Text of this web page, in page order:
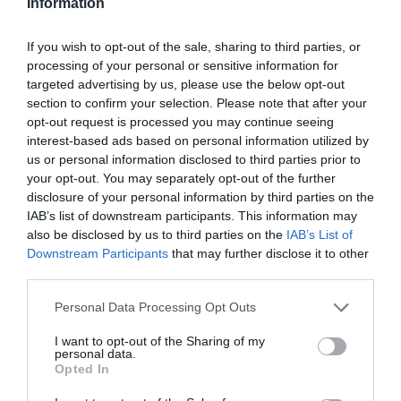
If you wish to opt-out of the sale, sharing to third parties, or
processing of your personal or sensitive information for
targeted advertising by us, please use the below opt-out
section to confirm your selection. Please note that after your
opt-out request is processed you may continue seeing
interest-based ads based on personal information utilized by
us or personal information disclosed to third parties prior to
your opt-out. You may separately opt-out of the further
disclosure of your personal information by third parties on the
IAB’s list of downstream participants. This information may
also be disclosed by us to third parties on the IAB’s List of
Downstream Participants that may further disclose it to other
Please note that this website/app uses one or more Google
not limited to your visit or usage behaviour. You may click to
grant or deny consent to Google and its third-party tags to
use your data for below specified purposes in below Google
consent section.
Personal Data Processing Opt Outs
I want to opt-out of the Sharing of my
personal data.
Opted In
La distanza di 12 mm tra i rastrelli garantisce un'ampia
agglomerante come lettiera in bentonite, minerale e di
manioca (non adatta a lettiere a bastoncini lunghi). Questa
lettiera autopulente per gatti dispone inoltre di un
neutralizzatore di odori integrato con gel profumato
sostituibile, che minimizza efficacemente gli odori
sgradevoli e assicura un ambiente sempre fresco.
Prodotti per animali domestici
Lettiere e accessori |Sabbia e lettiere
in offerta 63,64€
PETKIT Lettiera per Gatti
Crystal, Lettiera per Gatti non
Agglomerante, Compatibile
con PUROBOT CRYSTAL
DUO, Eliminazione Multi-
odore, Antipolvere, Leggera e
Pronta, Ricambio Diretto, 4
|
Lettiere e accessori |Sabbia e lettiere
in offerta 350,24€
UBPET XXXL Lettiera Gatto
Autopulente, 106L-Lettiera
Autopulente per Gatti con
Controllo App,
Deodorizzatore, Grande
Capacità, Lettiera Automatica
per Più Gatti
Prodotti per animali domestici | Gatti Prodotti per animali domestici